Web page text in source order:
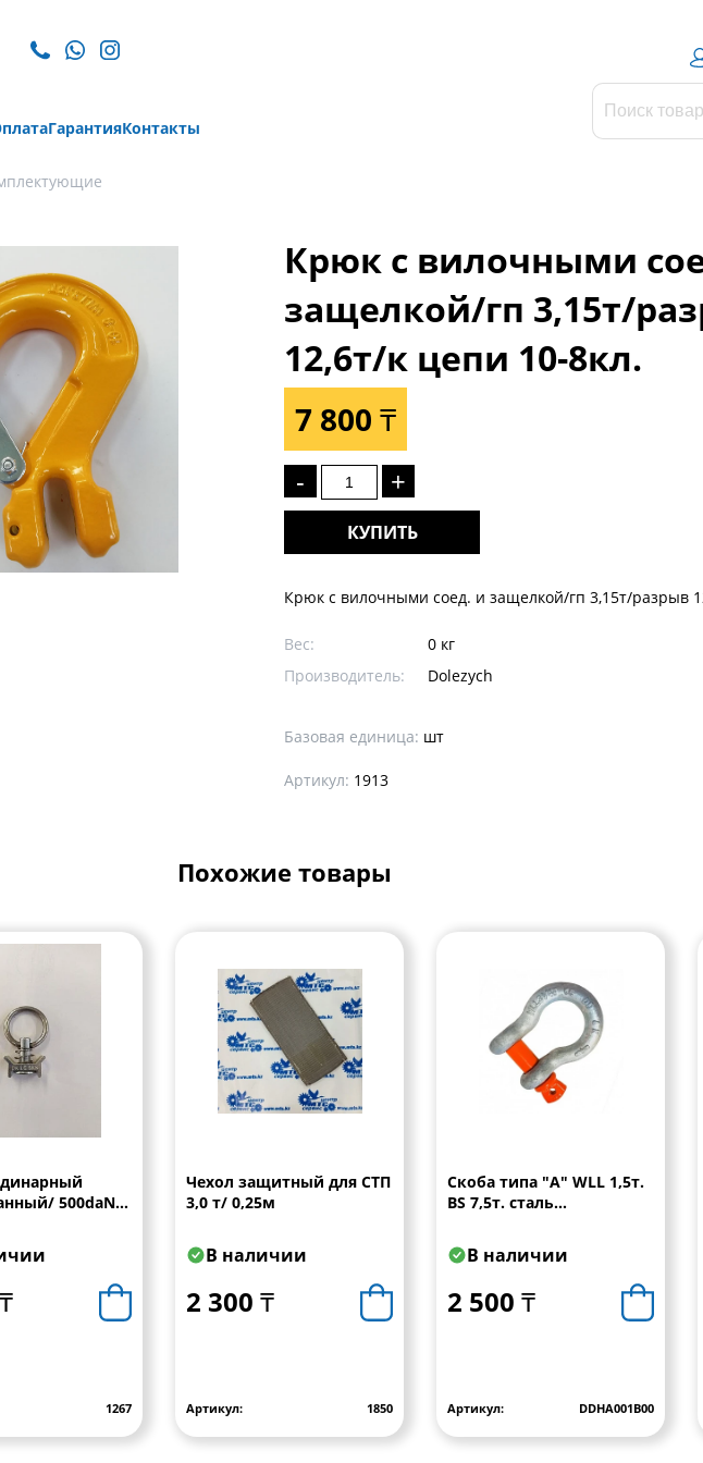
ГарантияКонтакты
Крюк с вилочными
защелкой/гп 3,15т/
12,6т/к цепи 10-8кл.
7 800 ₸
- +
КУПИТЬ
Крюк с вилочными соед. и защелкой/гп 3,15т/разрыв
Вес:
0 кг
Производитель:
Dolezych
Базовая единица: шт
Артикул: 1913
Похожие товары
500daN/
1267
Чехол защитный для СТП
3,0 т/ 0,25м
В наличии
2 300 ₸
Артикул: 1850
Скоба типа "А" WLL 1,5т.
BS 7,5т. сталь
В наличии
2 500 ₸
Артикул: DDHA001B00